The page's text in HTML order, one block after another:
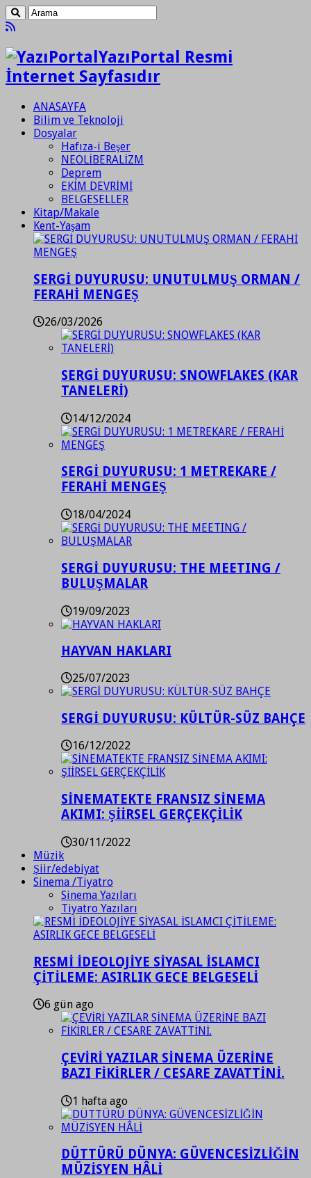
YazıPortal Resmi
İnternet Sayfasıdır
ANASAYFA
Bilim ve Teknoloji
Dosyalar
Hafıza-i Beşer
NEOLİBERALİZM
Deprem
EKİM DEVRİMİ
BELGESELLER
Kitap/Makale
Kent-Yaşam
SERGİ DUYURUSU: UNUTULMUŞ ORMAN /
FERAHİ MENGEŞ
26/03/2026
SERGİ DUYURUSU: SNOWFLAKES (KAR
TANELERİ)
14/12/2024
SERGİ DUYURUSU: 1 METREKARE /
FERAHİ MENGEŞ
18/04/2024
SERGİ DUYURUSU: THE MEETING /
BULUŞMALAR
19/09/2023
HAYVAN HAKLARI
25/07/2023
SERGİ DUYURUSU: KÜLTÜR-SÜZ BAHÇE
16/12/2022
SİNEMATEKTE FRANSIZ SİNEMA
AKIMI: ŞİİRSEL GERÇEKÇİLİK
30/11/2022
Müzik
Şiir/edebiyat
Sinema /Tiyatro
Sinema Yazıları
Tiyatro Yazıları
RESMİ İDEOLOJİYE SİYASAL İSLAMCI
ÇİTİLEME: ASIRLIK GECE BELGESELİ
6 gün ago
ÇEVİRİ YAZILAR SİNEMA ÜZERİNE
BAZI FİKİRLER / CESARE ZAVATTİNİ.
1 hafta ago
DÜTTÜRÜ DÜNYA: GÜVENCESİZLİĞİN
MÜZİSYEN HÂLİ